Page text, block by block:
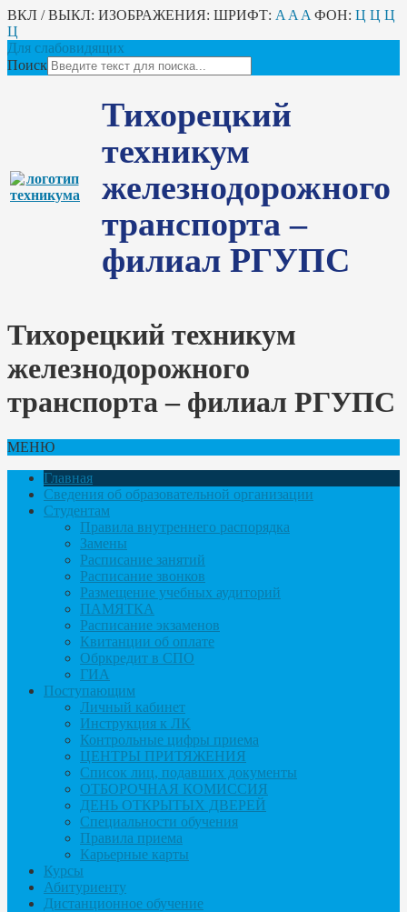
ВКЛ / ВЫКЛ: ИЗОБРАЖЕНИЯ: ШРИФТ: A A A ФОН: Ц Ц Ц
Ц
Для слабовидящих
Поиск
Тихорецкий
техникум
железнодорожного
транспорта –
филиал РГУПС
Тихорецкий техникум
железнодорожного
транспорта – филиал РГУПС
МЕНЮ
Главная
Сведения об образовательной организации
Студентам
Правила внутреннего распорядка
Замены
Расписание занятий
Расписание звонков
Размещение учебных аудиторий
ПАМЯТКА
Расписание экзаменов
Квитанции об оплате
Обркредит в СПО
ГИА
Поступающим
Личный кабинет
Инструкция к ЛК
Контрольные цифры приема
ЦЕНТРЫ ПРИТЯЖЕНИЯ
Список лиц, подавших документы
ОТБОРОЧНАЯ КОМИССИЯ
ДЕНЬ ОТКРЫТЫХ ДВЕРЕЙ
Специальности обучения
Правила приема
Карьерные карты
Курсы
Абитуриенту
Дистанционное обучение